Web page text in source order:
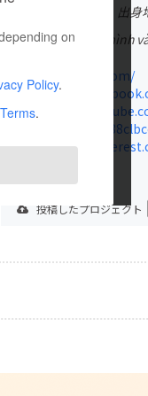
ガジェット
域活性化
on
Policy.
.
出身
88clb – Hòa mình
1288clb.com/
x.com/
投稿したプロジェクト